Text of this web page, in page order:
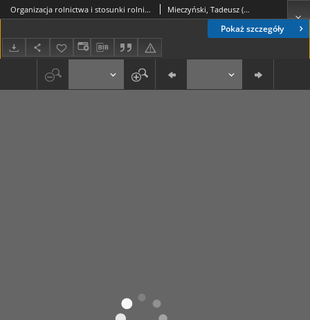
Pokaż szczegóły
Organizacja rolnictwa i stosunki rolnicze w Stanach Zjednoczonych Północnej Ameryki Mieczyński, Tadeusz (1888-1947)